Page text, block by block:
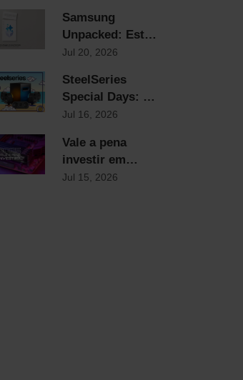
Samsung já
chegaram!
Samsung
Unpacked: Está
a chegar um
Jul 20, 2026
SteelSeries
Special Days: Os
Reis dos
Descontos Flash
Até Domingo!
Jul 16, 2026
Vale a pena
investir em
DDR5?
Jul 15, 2026